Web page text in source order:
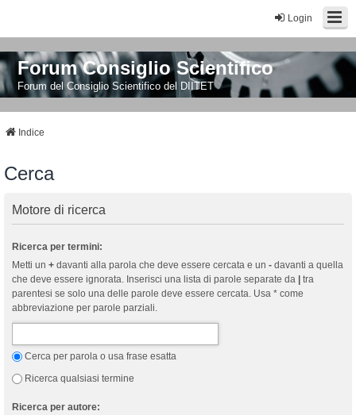
Login
Forum Consiglio Scientifico
Forum del Consiglio Scientifico del DIITET
Indice
Cerca
Motore di ricerca
Ricerca per termini:
Metti un + davanti alla parola che deve essere cercata e un - davanti a quella
che deve essere ignorata. Inserisci una lista di parole separate da
tra
parentesi se solo una delle parole deve essere cercata. Usa * come
abbreviazione per parole parziali.
Cerca per parola o usa frase esatta
Ricerca qualsiasi termine
Ricerca per autore: